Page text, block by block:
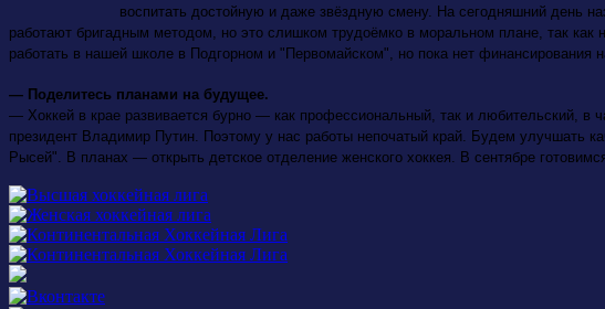
воспитать достойную и даже звёздную смену. На сегодняшний день
работают бригадным методом, но это слишком трудоёмко в моральном плане, так
работать в нашей школе в Подгорном и "Первомайском", но пока нет финансирования
— Поделитесь планами на будущее.
— Хоккей в крае развивается бурно — как профессиональный, так и любительский, в
президент Владимир Путин. Поэтому у нас работы непочатый край. Будем улучшать
Рысей". В планах — открыть детское отделение женского хоккея. В сентябре